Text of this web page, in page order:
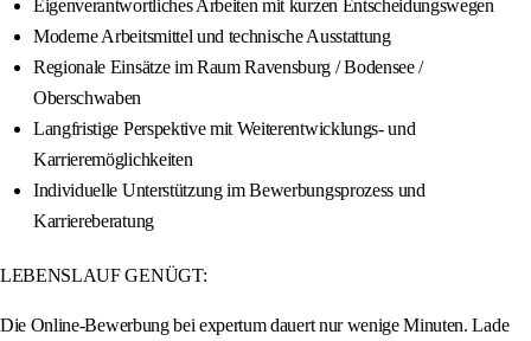
Eigenverantwortliches Arbeiten mit kurzen Entscheidungswegen
Moderne Arbeitsmittel und technische Ausstattung
Regionale Einsätze im Raum Ravensburg / Bodensee /
Oberschwaben
Langfristige Perspektive mit Weiterentwicklungs- und
Karrieremöglichkeiten
Individuelle Unterstützung im Bewerbungsprozess und
Karriereberatung
LEBENSLAUF GENÜGT:
Die Online-Bewerbung bei expertum dauert nur wenige Minuten. Lade